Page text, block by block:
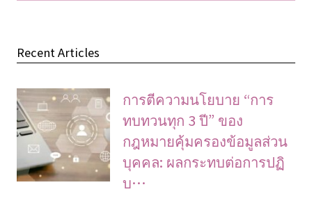
Recent Articles
การตีความนโยบาย “การ
ทบทวนทุก 3 ปี” ของ
กฎหมายคุ้มครองข้อมูลส่วน
บุคคล: ผลกระทบต่อการปฏิ
บ…